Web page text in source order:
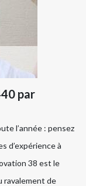
par
l’année : pensez
d’expérience à
38 est le
ravalement de